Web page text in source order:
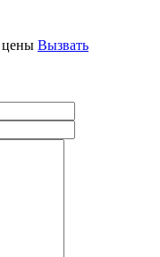
цены Вызвать